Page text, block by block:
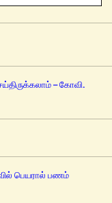
– கோவி.
பெயரால் பணம்